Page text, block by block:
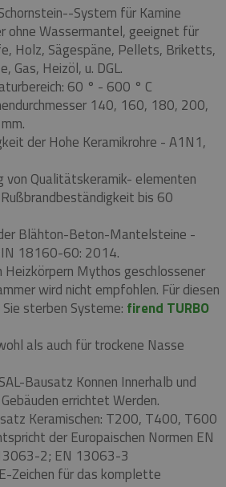
System für Kamine
ohne Wassermantel, geeignet für
Holz, Sägespäne, Pellets, Briketts,
Gas, Heizöl, u. DGL.
60 ° - 600 ° C
140, 160, 180, 200,
der Hohe Keramikrohre - A1N1,
von Qualitätskeramik- elementen
bis 60
Blähton-Beton-Mantelsteine ​​-
18160-60: 2014.
Heizkörpern Mythos geschlossener
wird nicht empfohlen. Für diesen
sterben Systeme: firend TURBO
als auch für trockene Nasse
Bausatz Konnen Innerhalb und
errichtet Werden.
Keramischen: T200, T400, T600
der Europaischen Normen EN
2; EN 13063-3
Zeichen für das komplette